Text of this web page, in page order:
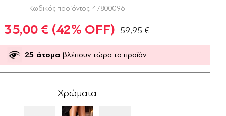
Κωδικός προϊόντος: 47800096
35,00 € (42% OFF) 59,95 €
25 άτομα βλέπουν τώρα το προϊόν
Χρώματα